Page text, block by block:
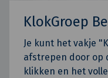
KlokGroep
Je kunt het vakje
afstrepen door op
klikken en het